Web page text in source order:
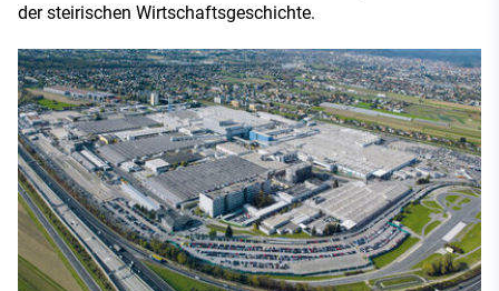
der steirischen Wirtschaftsgeschichte.